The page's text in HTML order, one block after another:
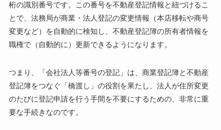
桁の識別番号です。この番号を不動産登記情報と紐づけるこ
とで、法務局が商業・法人登記の変更情報（本店移転や商号
変更など）を自動的に検知し、不動産登記簿の所有者情報を
職権で（自動的に）更新できるようになります。
つまり、「会社法人等番号の登記」は、商業登記簿と不動産
登記簿をつなぐ「橋渡し」の役割を果たし、法人が住所変更
のたびに登記申請を行う手間を不要にするための、非常に重
要な手続きなのです。